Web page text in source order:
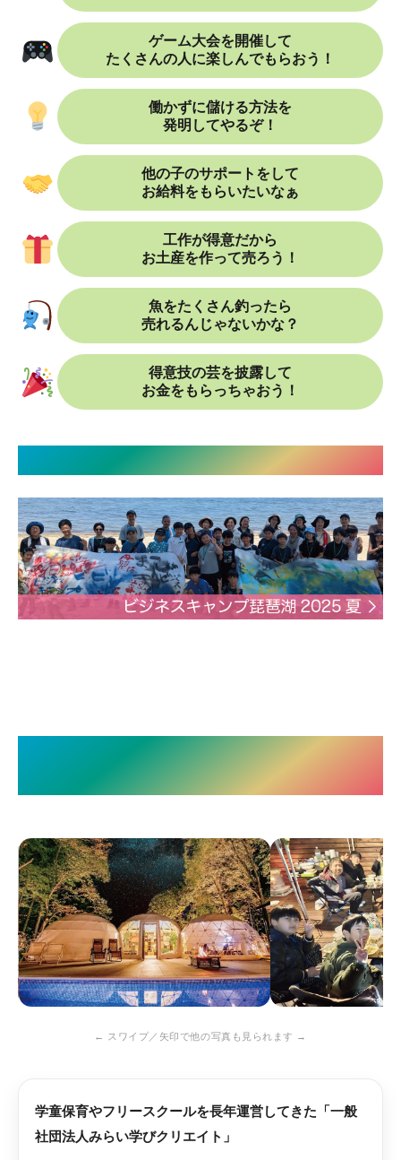
ゲーム大会を開催して
たくさんの人に楽しんでもらおう！
働かずに儲ける方法を
発明してやるぞ！
他の子のサポートをして
お給料をもらいたいなぁ
工作が得意だから
お土産を作って売ろう！
魚をたくさん釣ったら
売れるんじゃないかな？
得意技の芸を披露して
お金をもらっちゃおう！
過去の様子
運営は子ども支援のプロ
初めてでも安心してご参加ください
← スワイプ／矢印で他の写真も見られます →
学童保育やフリースクールを長年運営してきた「一般
社団法人みらい学びクリエイト」